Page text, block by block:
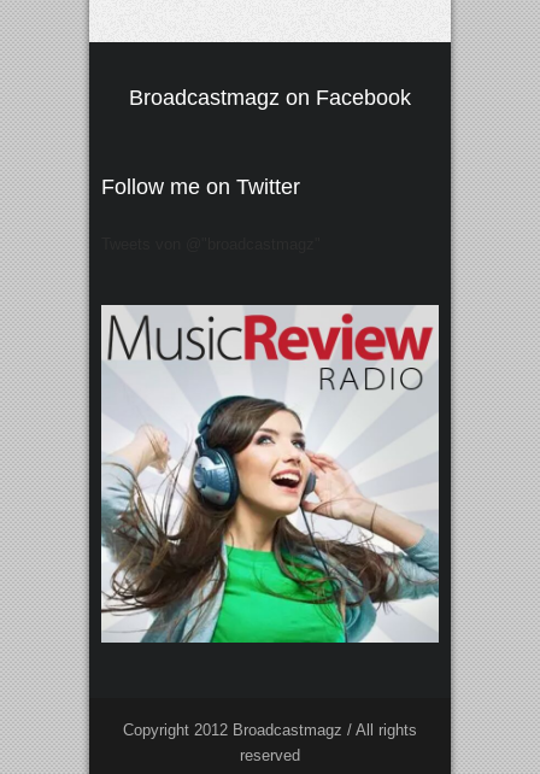
Broadcastmagz on Facebook
Follow me on Twitter
Copyright 2012 Broadcastmagz / All rights
reserved